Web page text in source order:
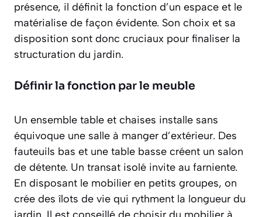
présence, il définit la fonction d’un espace et le
matérialise de façon évidente. Son choix et sa
disposition sont donc cruciaux pour finaliser la
structuration du jardin.
Définir la fonction par le meuble
Un ensemble table et chaises installe sans
équivoque une salle à manger d’extérieur. Des
fauteuils bas et une table basse créent un salon
de détente. Un transat isolé invite au farniente.
En disposant le mobilier en petits groupes, on
crée desîlots de vie qui rythment la longueur du